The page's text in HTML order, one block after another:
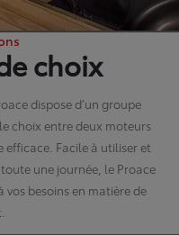
choix
dispose d’un groupe
choix entre deux moteurs
Facile à utiliser et
une journée, le Proace
besoins en matière de